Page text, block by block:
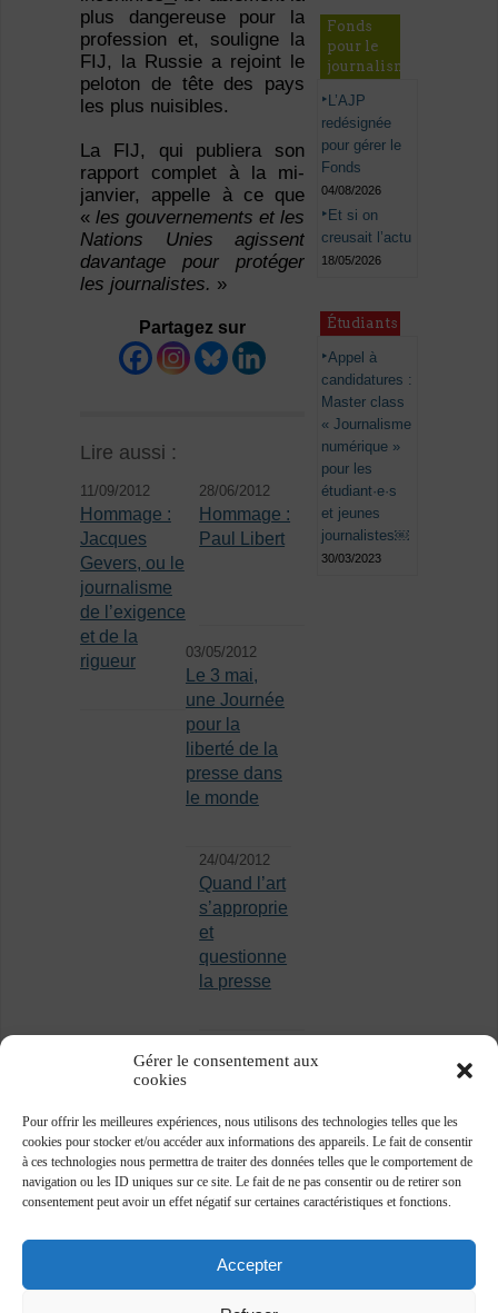
Gérer le consentement aux
cookies
Pour offrir les meilleures expériences, nous utilisons des technologies telles que les
cookies pour stocker et/ou accéder aux informations des appareils. Le fait de consentir
à ces technologies nous permettra de traiter des données telles que le comportement de
navigation ou les ID uniques sur ce site. Le fait de ne pas consentir ou de retirer son
consentement peut avoir un effet négatif sur certaines caractéristiques et fonctions.
Accepter
plus dangereuse pour la
profession et, souligne la
FIJ, la Russie a rejoint le
peloton de tête des pays
les plus nuisibles.
La FIJ, qui publiera son
rapport complet à la mi-
janvier, appelle à ce que
« les gouvernements et les
Nations Unies agissent
davantage pour protéger
les journalistes. »
Partagez sur
Lire aussi :
11/09/2012
Hommage :
Jacques
Gevers, ou le
journalisme
de l’exigence
et de la
rigueur
28/06/2012
Hommage :
Paul Libert
03/05/2012
Le 3 mai,
une Journée
pour la
liberté de la
presse dans
le monde
24/04/2012
Quand l’art
s’approprie
et
questionne
la presse
Fonds
pour le
journalisme
L’AJP
redésignée
pour gérer le
Fonds
04/08/2026
Et si on
creusait l’actu
18/05/2026
Étudiants
Appel à
candidatures :
Master class
« Journalisme
numérique »
pour les
étudiant·e·s
et jeunes
journalistes￼
30/03/2023